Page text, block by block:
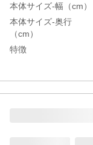
本体サイズ-幅（cm）
本体サイズ-奥行
（cm）
特徴